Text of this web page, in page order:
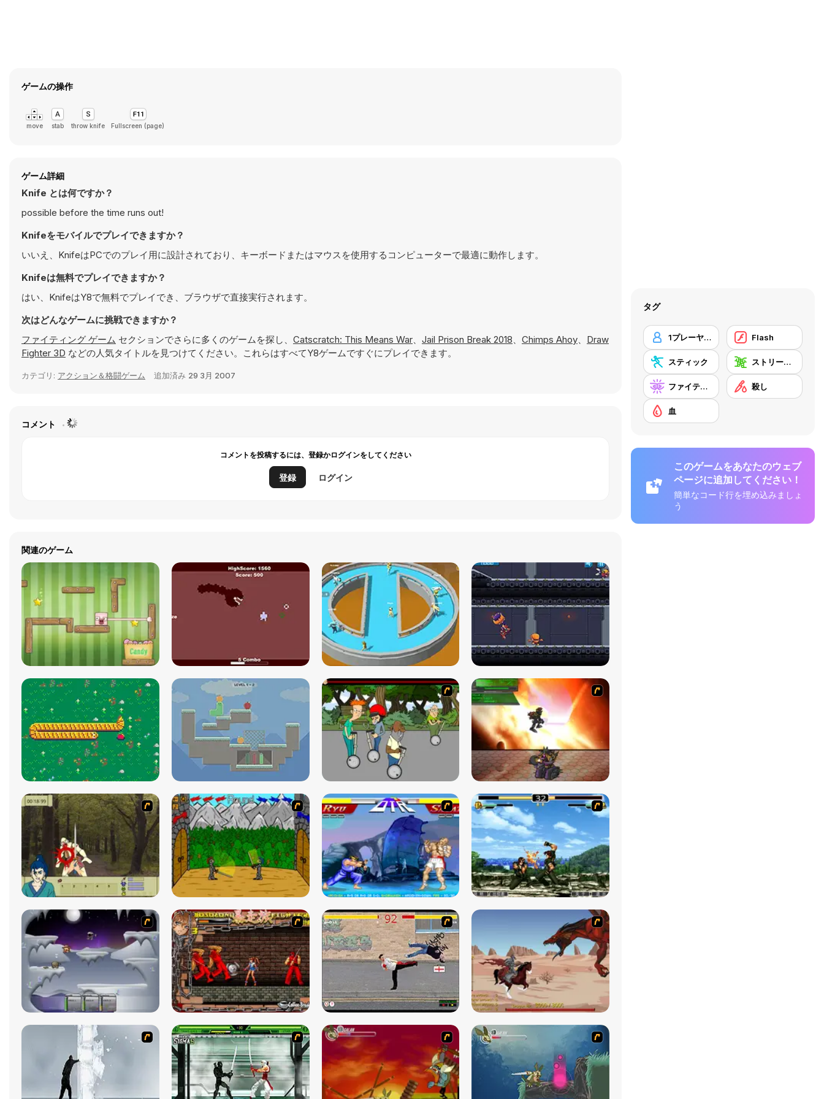
ゲームの操作
move stab throw knife Fullscreen (page)
ゲーム詳細
Knife とは何ですか？
possible before the time runs out!
Knifeをモバイルでプレイできますか？
いいえ、KnifeはPCでのプレイ用に設計されており、キーボードまたはマウスを使用するコンピューターで最適に動作します。
Knifeは無料でプレイできますか？
はい、KnifeはY8で無料でプレイでき、ブラウザで直接実行されます。
次はどんなゲームに挑戦できますか？
ファイティング ゲーム セクションでさらに多くのゲームを探し、 Catscratch: This Means War、 Jail Prison Break 2018、 Chimps Ahoy、 Draw
Fighter 3D などの人気タイトルを見つけてください。これらはすべてY8ゲームですぐにプレイできます。
カテゴリ: アクション＆格闘ゲーム 追加済み 29 3月 2007
コメント
コメントを投稿するには、登録かログインをしてください
登録 ログイン
関連のゲーム
タグ
1プレーヤー Flash
スティック ストリート・ファイティング
ファイティング 殺し
血
このゲームをあなたのウェブ
ページに追加してください！
簡単なコード行を埋め込みましょ
う